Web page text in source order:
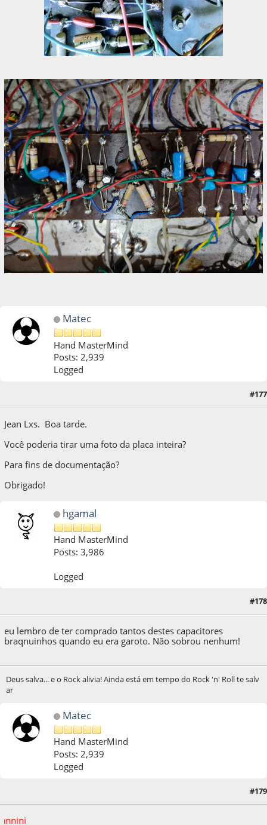
Matec
Hand MasterMind
Posts: 2,939
Logged
#177
Jean Lxs. Boa tarde.
Você poderia tirar uma foto da placa inteira?
Para fins de documentação?
Obrigado!
hgamal
Hand MasterMind
Posts: 3,986
Logged
#178
eu lembro de ter comprado tantos destes capacitores
braqnuinhos quando eu era garoto. Não sobrou nenhum!
Deus salva... e o Rock alivia! Ainda está em tempo do Rock 'n' Roll te salv
ar
Matec
Hand MasterMind
Posts: 2,939
Logged
#179